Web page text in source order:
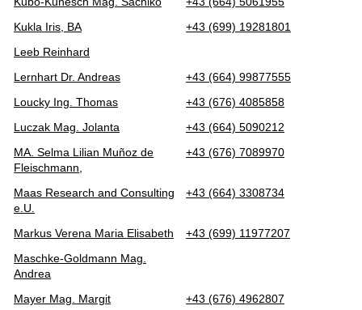
Kukla Iris, BA
+43 (699) 19281801
Leeb Reinhard
Lernhart Dr. Andreas
+43 (664) 99877555
Loucky Ing. Thomas
+43 (676) 4085858
Luczak Mag. Jolanta
+43 (664) 5090212
MA. Selma Lilian Muñoz de
Fleischmann,
+43 (676) 7089970
Maas Research and Consulting
e.U.
+43 (664) 3308734
Markus Verena Maria Elisabeth
+43 (699) 11977207
Maschke-Goldmann Mag.
Andrea
Mayer Mag. Margit
+43 (676) 4962807